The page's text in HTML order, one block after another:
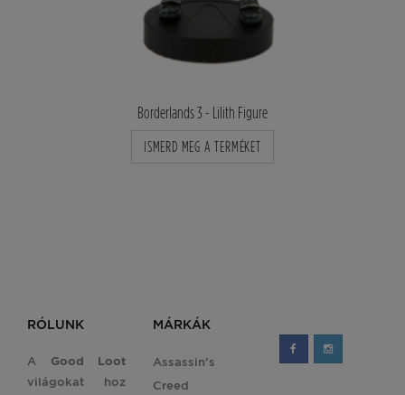
Borderlands 3 - Lilith Figure
ISMERD MEG A TERMÉKET
RÓLUNK
A Good Loot
világokat hoz
MÁRKÁK
Assassin's
Creed